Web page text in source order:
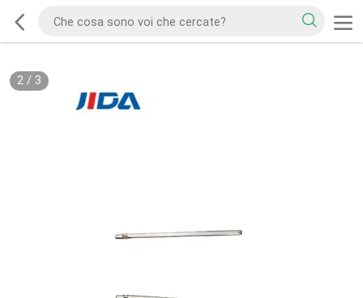
2/ 3